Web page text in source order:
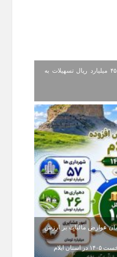
اختصاص بیش از یک هزار و ۴۵۱ میلیارد ریال تسهیلات به
۱۰۷ میلیارد تومان عوارض مالیات بر ارزش
ایلام